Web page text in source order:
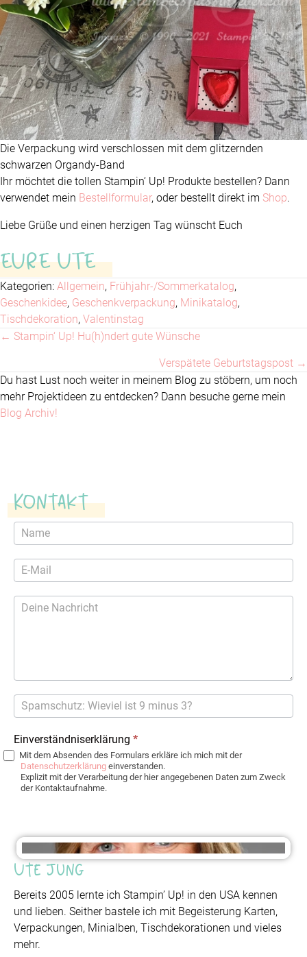
Die Verpackung wird verschlossen mit dem glitzernden
schwarzen Organdy-Band
Ihr möchtet die tollen Stampin‘ Up! Produkte bestellen? Dann
verwendet mein Bestellformular, oder bestellt direkt im Shop.
Liebe Grüße und einen herzigen Tag wünscht Euch
EURE UTE
Kategorien: Allgemein, Frühjahr-/Sommerkatalog,
Geschenkidee, Geschenkverpackung, Minikatalog,
Tischdekoration, Valentinstag
Posts
navigation
← Stampin‘ Up! Hu(h)ndert gute Wünsche
Verspätete Geburtstagspost →
Du hast Lust noch weiter in meinem Blog zu stöbern, um noch
mehr Projektideen zu entdecken? Dann besuche gerne mein
Blog Archiv!
Kontakt
Kontaktformular
Einverständniserklärung *
Mit dem Absenden des Formulars erkläre ich mich mit der
Datenschutzerklärung einverstanden.
Explizit mit der Verarbeitung der hier angegebenen Daten zum Zweck
der Kontaktaufnahme.
Ute Jung
Bereits 2005 lernte ich Stampin’ Up! in den USA kennen
und lieben. Seither bastele ich mit Begeisterung Karten,
Verpackungen, Minialben, Tischdekorationen und vieles
mehr.